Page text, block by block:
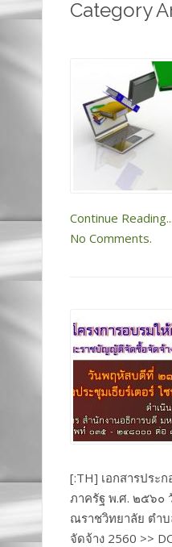
Category
Continue Reading...
No Comments.
[:TH] เอกสารประ
ภาครัฐ พ.ศ. ๒๕๖๐
ณราชวิทยาลัย ตำบ
จัดจ้าง 2560 >>